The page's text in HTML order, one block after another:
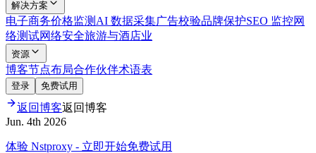
解决方案
电子商务价格监测 AI 数据采集广告校验品牌保护SEO 监控网
络测试网络安全旅游与酒店业
资源
博客节点布局合作伙伴术语表
登录 免费试用
返回博客返回博客
Jun. 4th 2026
体验 Nstproxy - 立即开始免费试用